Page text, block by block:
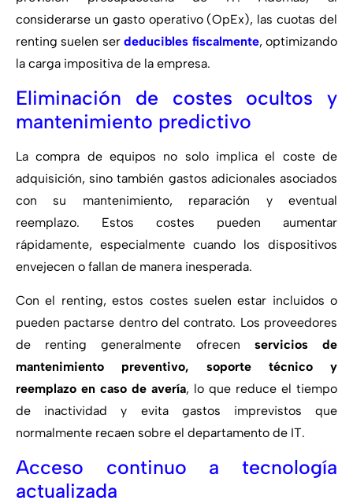
considerarse un gasto operativo (OpEx), las cuotas del
renting suelen serdeducibles fiscalmente, optimizando
la carga impositiva de la empresa.
Eliminación de costes ocultos y
mantenimiento predictivo
La compra de equipos no solo implica el coste de
adquisición, sino también gastos adicionales asociados
con su mantenimiento, reparación y eventual
reemplazo. Estos costes pueden aumentar
rápidamente, especialmente cuando los dispositivos
envejecen o fallan de manera inesperada.
Con el renting, estos costes suelen estar incluidos o
pueden pactarse dentro del contrato. Los proveedores
de renting generalmente ofrecen servicios de
mantenimiento preventivo, soporte técnico y
reemplazo en caso de avería, lo que reduce el tiempo
de inactividad y evita gastos imprevistos que
normalmente recaen sobre el departamento de IT.
Acceso continuo a tecnología
actualizada